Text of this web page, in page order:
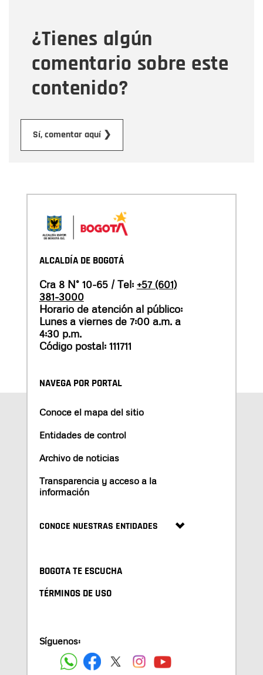
¿Tienes algún
comentario sobre este
contenido?
Sí, comentar aquí ❯
Mensaje
ALCALDÍA DE BOGOTÁ
Cra 8 N° 10-65 / Tel: +57 (601)
381-3000
Horario de atención al público:
Lunes a viernes de 7:00 a.m. a
4:30 p.m.
Código postal: 111711
NAVEGA POR PORTAL
Conoce el mapa del sitio
Entidades de control
Archivo de noticias
Transparencia y acceso a la
información
CONOCE NUESTRAS ENTIDADES
BOGOTA TE ESCUCHA
TÉRMINOS DE USO
Síguenos: